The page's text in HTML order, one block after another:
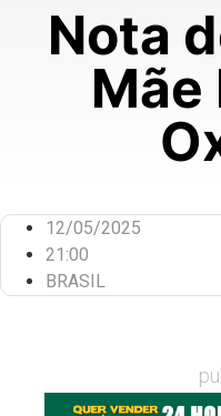
Nota
Mãe
12/05/2025
21:00
BRASIL